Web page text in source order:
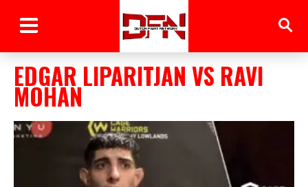
EDGAR LIPARITJAN VS RAVI
MOHAN